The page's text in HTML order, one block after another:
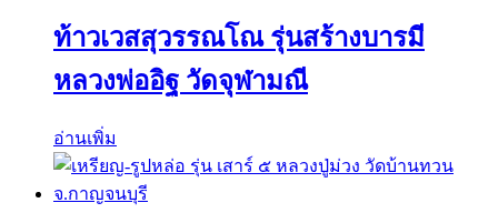
ท้าวเวสสุวรรณโณ รุ่นสร้างบารมี
หลวงพ่ออิฐ วัดจุฬามณี
อ่านเพิ่ม